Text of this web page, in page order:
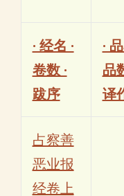
· 经名 ·
卷数 ·
跋序
·
品
译
占察善
恶业报
经卷上